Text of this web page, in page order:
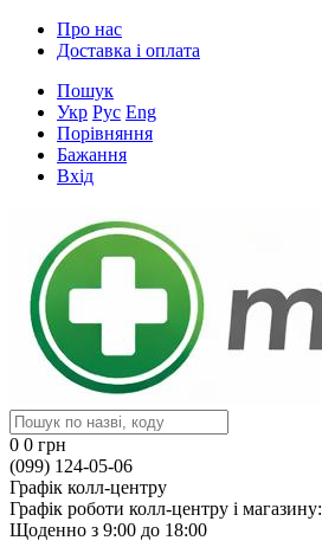
Про нас
Доставка і оплата
Пошук
Укр Рус Eng
Порівняння
Бажання
Вхід
0 0 грн
(099) 124-05-06
Графік колл-центру
Графік роботи колл-центру і магазину:
Щоденно з 9:00 до 18:00